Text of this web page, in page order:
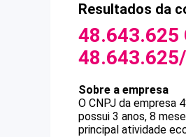
Resultados da
48.643.625
Sobre a empresa
O CNPJ da empresa
possui 3 anos, 8
principal atividade